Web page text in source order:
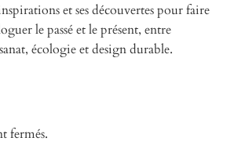
et ses découvertes pour faire
le passé et le présent, entre
écologie et design durable.
fermés.